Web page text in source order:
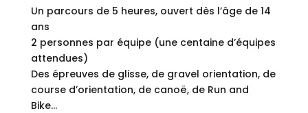
Un parcours de 5 heures, ouvert dès l’âge de 14
ans
2 personnes par équipe (une centaine d’équipes
attendues)
Des épreuves de glisse, de gravel orientation, de
course d’orientation, de canoë, de Run and
Bike…